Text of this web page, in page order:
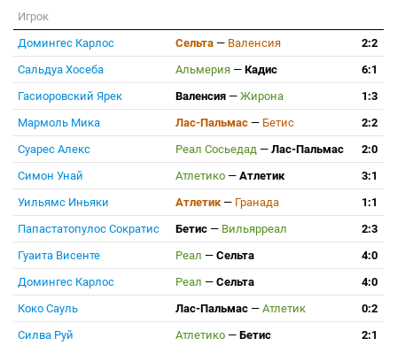
Игрок
Домингес Карлос
Сельта — Валенсия
2:2
Сальдуа Хосеба
Альмерия — Кадис
6:1
Гасиоровский Ярек
Валенсия — Жирона
1:3
Мармоль Мика
Лас-Пальмас — Бетис
2:2
Суарес Алекс
Реал Сосьедад — Лас-Пальмас
2:0
Симон Унай
Атлетико — Атлетик
3:1
Уильямс Иньяки
Атлетик — Гранада
1:1
Папастатопулос Сократис
Бетис — Вильярреал
2:3
Гуаита Висенте
Реал — Сельта
4:0
Домингес Карлос
Реал — Сельта
4:0
Коко Сауль
Лас-Пальмас — Атлетик
0:2
Силва Руй
Атлетико — Бетис 2:1